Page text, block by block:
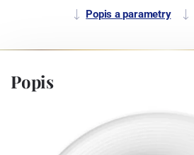
Popis a parametry
Popis